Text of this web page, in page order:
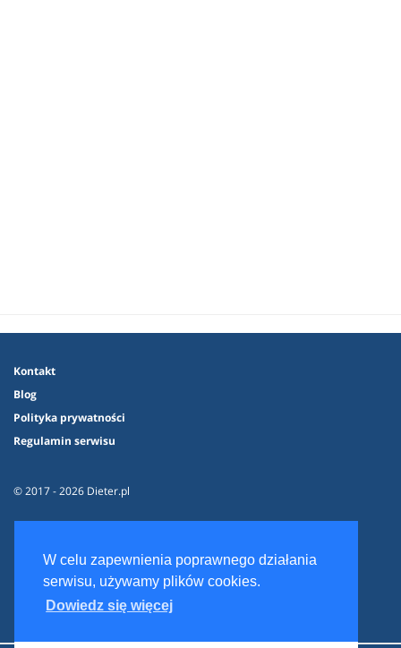
W celu zapewnienia poprawnego działania
serwisu, używamy plików cookies.
Dowiedz się więcej
Kontakt
Blog
Polityka prywatności
Regulamin serwisu
© 2017 - 2026 Dieter.pl